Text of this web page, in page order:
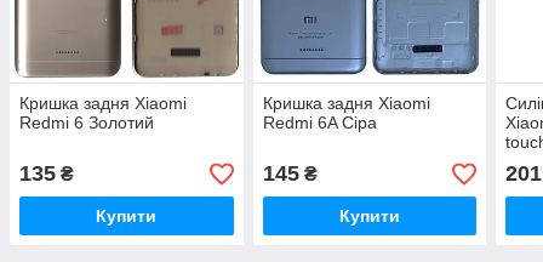
Кришка задня Xiaomi
Redmi 6 Золотий
135 ₴
Купити
Кришка задня Xiaomi
Redmi 6A Сіра
145₴
Купити
201